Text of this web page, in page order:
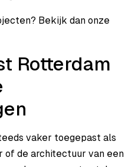
Bekijk dan onze
Rotterdam
vaker toegepast als
of de architectuur van een